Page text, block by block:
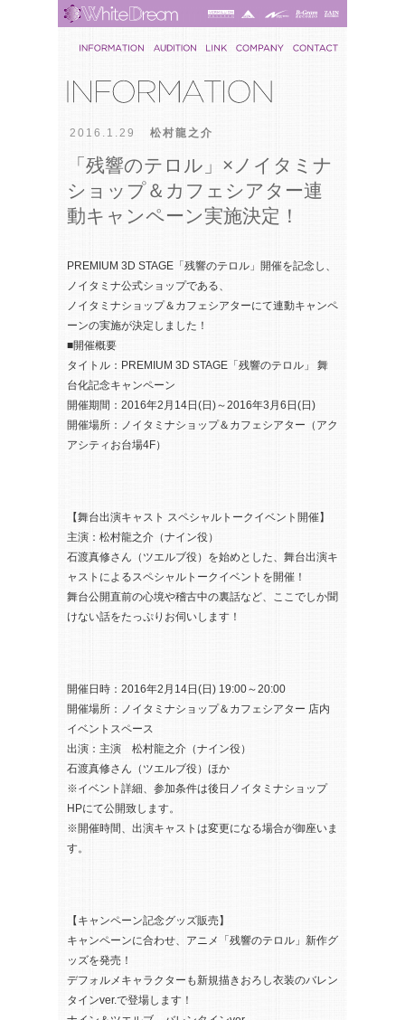
2016.1.29 松村龍之介
「残響のテロル」×ノイタミナ
ショップ＆カフェシアター連
動キャンペーン実施決定！
PREMIUM 3D STAGE「残響のテロル」開催を記念し、
ノイタミナ公式ショップである、
ノイタミナショップ＆カフェシアターにて連動キャンペ
ーンの実施が決定しました！
■開催概要
タイトル：PREMIUM 3D STAGE「残響のテロル」 舞
台化記念キャンペーン
開催期間：2016年2月14日(日)～2016年3月6日(日)
開催場所：ノイタミナショップ＆カフェシアター（アク
アシティお台場4F）
【舞台出演キャスト スペシャルトークイベント開催】
主演：松村龍之介（ナイン役）
石渡真修さん（ツエルブ役）を始めとした、舞台出演キ
ャストによるスペシャルトークイベントを開催！
舞台公開直前の心境や稽古中の裏話など、ここでしか聞
けない話をたっぷりお伺いします！
開催日時：2016年2月14日(日) 19:00～20:00
開催場所：ノイタミナショップ＆カフェシアター 店内
イベントスペース
出演：主演 松村龍之介（ナイン役）
石渡真修さん（ツエルブ役）ほか
※イベント詳細、参加条件は後日ノイタミナショップ
HPにて公開致します。
※開催時間、出演キャストは変更になる場合が御座いま
す。
【キャンペーン記念グッズ販売】
キャンペーンに合わせ、アニメ「残響のテロル」新作グ
ッズを発売！
デフォルメキャラクターも新規描きおろし衣装のバレン
タインver.で登場します！